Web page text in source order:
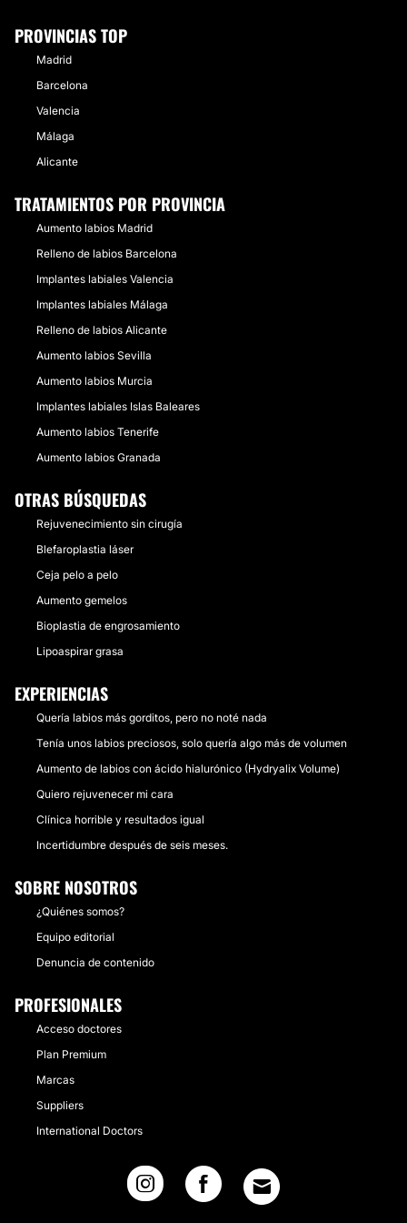
PROVINCIAS TOP
Madrid
Barcelona
Valencia
Málaga
Alicante
TRATAMIENTOS POR PROVINCIA
Aumento labios Madrid
Relleno de labios Barcelona
Implantes labiales Valencia
Implantes labiales Málaga
Relleno de labios Alicante
Aumento labios Sevilla
Aumento labios Murcia
Implantes labiales Islas Baleares
Aumento labios Tenerife
Aumento labios Granada
OTRAS BÚSQUEDAS
Rejuvenecimiento sin cirugía
Blefaroplastia láser
Ceja pelo a pelo
Aumento gemelos
Bioplastia de engrosamiento
Lipoaspirar grasa
EXPERIENCIAS
Quería labios más gorditos, pero no noté nada
Tenía unos labios preciosos, solo quería algo más de volumen
Aumento de labios con ácido hialurónico (Hydryalix Volume)
Quiero rejuvenecer mi cara
Clínica horrible y resultados igual
Incertidumbre después de seis meses.
SOBRE NOSOTROS
¿Quiénes somos?
Equipo editorial
Denuncia de contenido
PROFESIONALES
Acceso doctores
Plan Premium
Marcas
Suppliers
International Doctors